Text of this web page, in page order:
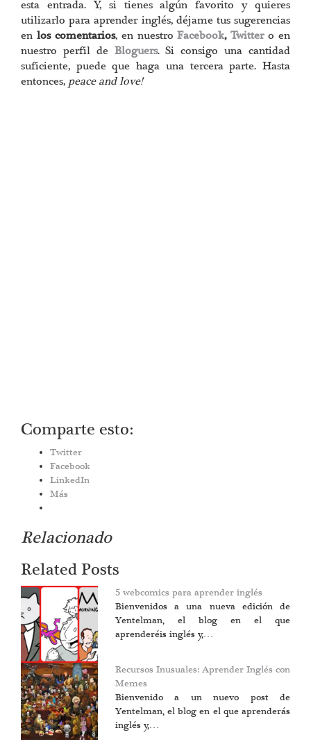
esta entrada. Y, si tienes algún favorito y quieres
utilizarlo para aprender inglés, déjame tus sugerencias
en los comentarios, en nuestro Facebook,Twitter o en
nuestro perfil de Bloguers. Si consigo una cantidad
suficiente, puede que haga una tercera parte. Hasta
entonces, peace and love!
Comparte esto:
Twitter
Facebook
LinkedIn
Más
Relacionado
Related Posts
5 webcomics para aprender inglés
Bienvenidos a una nueva edición de
Yentelman, el blog en el que
aprenderéis inglés y,…
Recursos Inusuales: Aprender Inglés con
Memes
Bienvenido a un nuevo post de
Yentelman, el blog en el que aprenderás
inglés y,…